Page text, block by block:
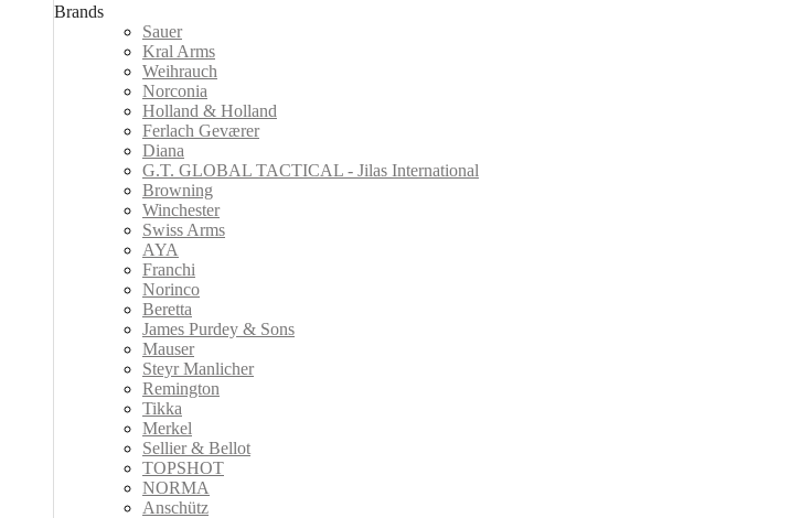
Brands
Sauer
Kral Arms
Weihrauch
Norconia
Holland & Holland
Ferlach Geværer
Diana
G.T. GLOBAL TACTICAL - Jilas International
Browning
Winchester
Swiss Arms
AYA
Franchi
Norinco
Beretta
James Purdey & Sons
Mauser
Steyr Manlicher
Remington
Tikka
Merkel
Sellier & Bellot
TOPSHOT
NORMA
Anschütz